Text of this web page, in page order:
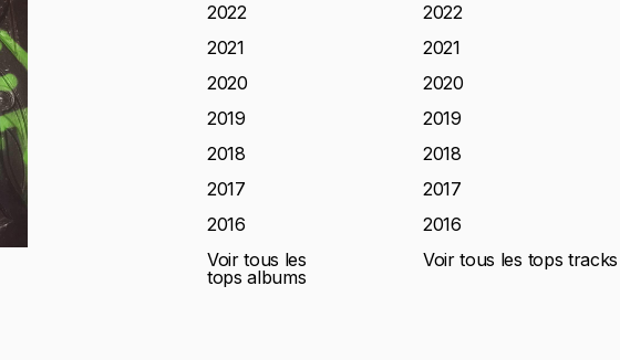
2022
2021
2020
2019
2018
2017
2016
Voir tous les
tops albums
2022
2021
2020
2019
2018
2017
2016
Voir tous les tops tracks